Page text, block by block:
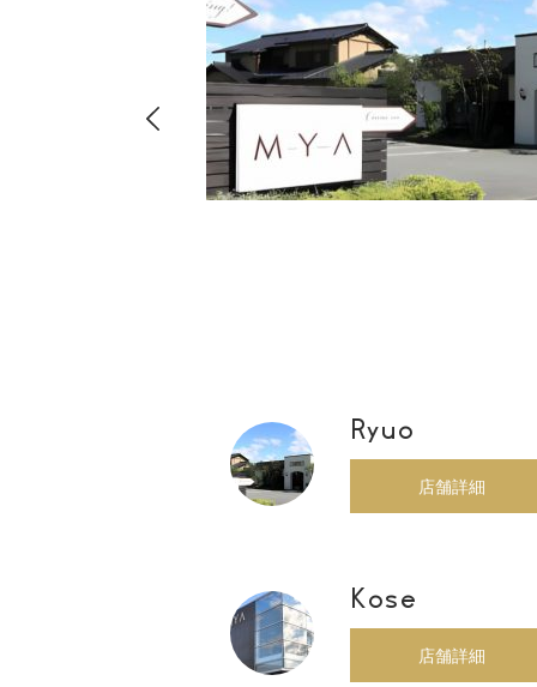
店舗
Ryuo
店舗詳細
Kose
店舗詳細